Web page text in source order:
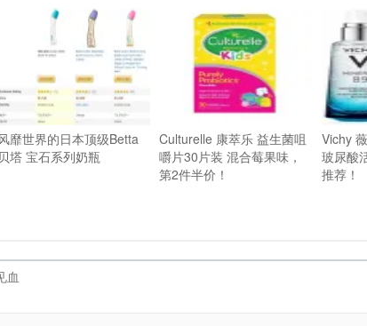
风靡世界的日本顶级Betta
贝塔 宝石系列奶瓶
Culturelle 康萃乐 益生菌咀
嚼片30片装 混合莓果味，
第2件半价！
Vichy
玻尿酸
推荐！